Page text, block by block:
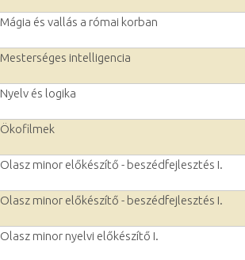
Mágia és vallás a római korban
Mesterséges intelligencia
Nyelv és logika
Ökofilmek
Olasz minor előkészítő - beszédfejlesztés I.
Olasz minor előkészítő - beszédfejlesztés I.
Olasz minor nyelvi előkészítő I.